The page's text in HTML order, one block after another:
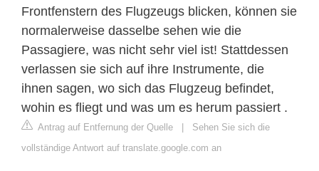
Frontfenstern des Flugzeugs blicken, können sie
normalerweise dasselbe sehen wie die
Passagiere, was nicht sehr viel ist! Stattdessen
verlassen sie sich auf ihre Instrumente, die
ihnen sagen, wo sich das Flugzeug befindet,
wohin es fliegt und was um es herum passiert .
Antrag auf Entfernung der Quelle | Sehen Sie sich die
vollständige Antwort auf translate.google.com an